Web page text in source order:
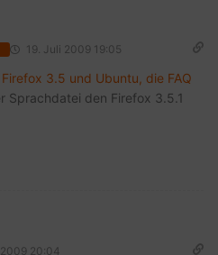
19. Juli 2009 19:05
Firefox 3.5 und Ubuntu, die FAQ
Sprachdatei den Firefox 3.5.1
20:04